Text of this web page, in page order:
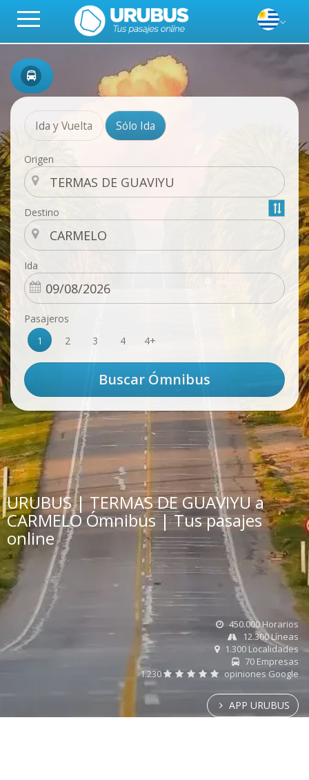
Ida y Vuelta Sólo Ida
Origen
Destino
Ida
Pasajeros
1
2 3 4 4+
URUBUS | TERMAS DE GUAVIYU a
CARMELO Ómnibus | Tus pasajes
online
450.000 Horarios
12.300 Líneas
1.300 Localidades
70 Empresas
1.230
opiniones Google
APP URUBUS